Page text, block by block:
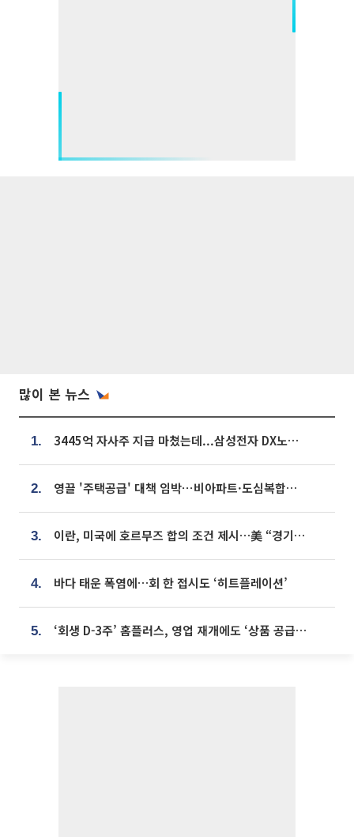
많이 본 뉴스
1. 3445억 자사주 지급 마쳤는데...삼성전자 DX노조, 뒤늦은 '떼쓰기 집회'
2. 영끌 '주택공급' 대책 임박⋯비아파트·도심복합까지 총동원
3. 이란, 미국에 호르무즈 합의 조건 제시…美 “경기 아직 안 끝나” [종합]
4. 바다 태운 폭염에…회 한 접시도 ‘히트플레이션’
5. ‘회생 D-3주’ 홈플러스, 영업 재개에도 ‘상품 공급망’ 복구가 생존 관건